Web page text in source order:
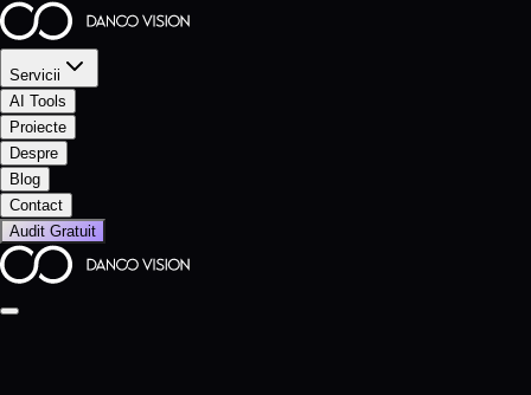
Servicii
AI Tools
Proiecte
Despre
Blog
Contact
Audit Gratuit